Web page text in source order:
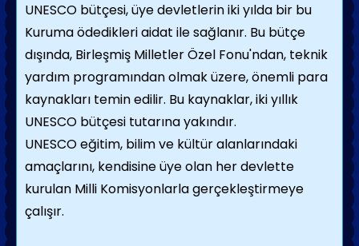
UNESCO bütçesi, üye devletlerin iki yılda bir bu
Kuruma ödedikleri aidat ile sağlanır. Bu bütçe
dışında, Birleşmiş Milletler Özel Fonu'ndan, teknik
yardım programından olmak üzere, önemli para
kaynakları temin edilir. Bu kaynaklar, iki yıllık
UNESCO bütçesi tutarına yakındır.
UNESCO eğitim, bilim ve kültür alanlarındaki
amaçlarını, kendisine üye olan her devlette
kurulan Milli Komisyonlarla gerçekleştirmeye
çalışır.